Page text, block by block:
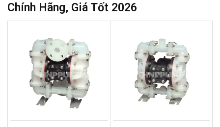
Chính Hãng, Giá Tốt 2026